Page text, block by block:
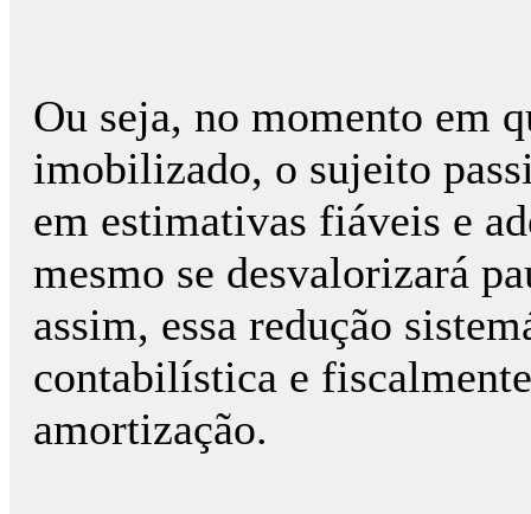
Ou seja, no momento em
imobilizado, o sujeito
em estimativas fiáveis e
mesmo se desvalorizará
assim, essa redução
contabilística e
amortização.